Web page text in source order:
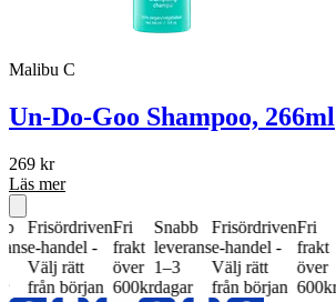
Malibu C
Un-Do-Goo Shampoo, 266ml
269 kr
Läs mer
-
rätt
början
Fri
frakt
över
600kr
Snabb
leverans
1–3
dagar
Frisördriven
e-handel -
Välj rätt
från början
Fri
frakt
över
600kr